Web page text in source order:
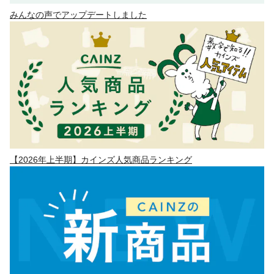
みんなの声でアップデートしました
【2026年上半期】カインズ人気商品ランキング